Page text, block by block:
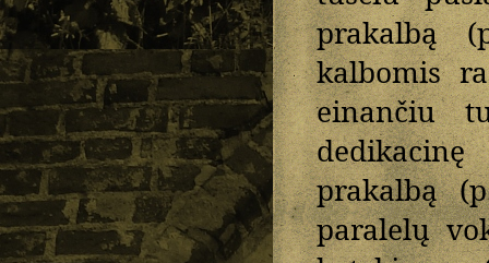
prakalbą
kalbomis
einančiu
prakalbą
paralelų